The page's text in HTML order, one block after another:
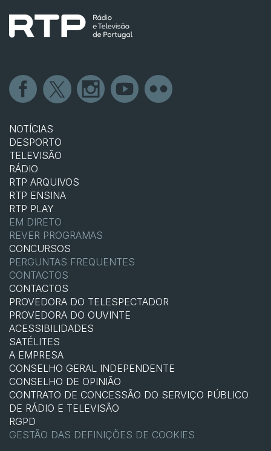
NOTÍCIAS
DESPORTO
TELEVISÃO
RÁDIO
RTP ARQUIVOS
RTP ENSINA
RTP PLAY
EM DIRETO
REVER PROGRAMAS
CONCURSOS
PERGUNTAS FREQUENTES
CONTACTOS
CONTACTOS
PROVEDORA DO TELESPECTADOR
PROVEDORA DO OUVINTE
ACESSIBILIDADES
SATÉLITES
A EMPRESA
CONSELHO GERAL INDEPENDENTE
CONSELHO DE OPINIÃO
CONTRATO DE CONCESSÃO DO SERVIÇO PÚBLICO
DE RÁDIO E TELEVISÃO
RGPD
GESTÃO DAS DEFINIÇÕES DE COOKIES